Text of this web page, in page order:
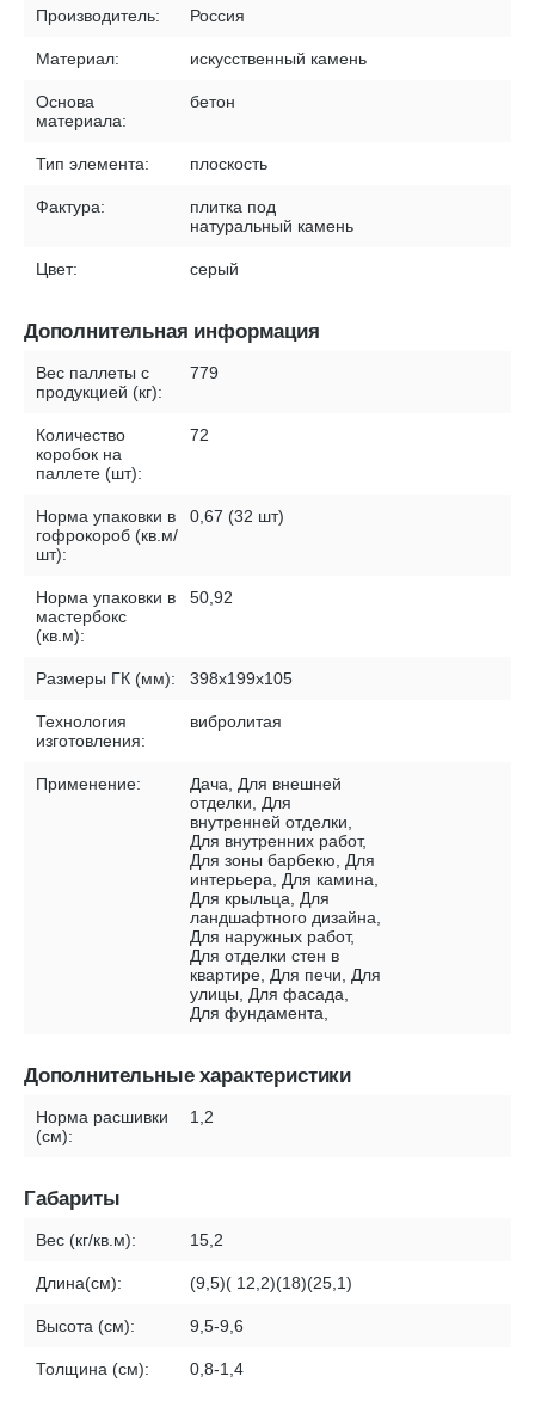
Производитель: Россия
Материал: искусственный камень
Основа
материала:
бетон
Тип элемента: плоскость
Фактура:
плитка под
натуральный камень
Цвет: серый
Дополнительная информация
Вес паллеты с
продукцией (кг):
779
Количество
коробок на
паллете (шт):
72
Норма упаковки в
гофрокороб (кв.м/
шт):
0,67 (32 шт)
Норма упаковки в
мастербокс
(кв.м):
50,92
Размеры ГК (мм): 398х199х105
Технология
изготовления:
вибролитая
Применение:
Дача, Для внешней
отделки, Для
внутренней отделки,
Для внутренних работ,
Для зоны барбекю, Для
интерьера, Для камина,
Для крыльца, Для
ландшафтного дизайна,
Для наружных работ,
Для отделки стен в
квартире, Для печи, Для
улицы, Для фасада,
Для фундамента,
Дополнительные характеристики
Норма расшивки
(см):
1,2
Габариты
Вес (кг/кв.м): 15,2
Длина(см): (9,5)( 12,2)(18)(25,1)
Высота (см): 9,5-9,6
Толщина (см): 0,8-1,4